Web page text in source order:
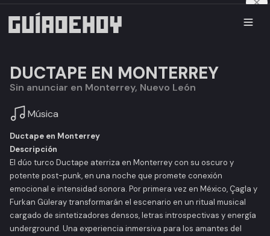
DUCTAPE EN MONTERREY
Sin anunciar en Monterrey, Nuevo León
Música
Ductape en Monterrey
Descripción
El dúo turco Ductape aterriza en Monterrey con su oscuro y
potente post-punk, en una noche que promete conexión
emocional e intensidad sonora. Por primera vez en México, Çagla y
Furkan Güleray transformarán el escenario en un ritual musical
cargado de sintetizadores densos, letras introspectivas y energía
underground. Una experiencia inmersiva para los amantes del